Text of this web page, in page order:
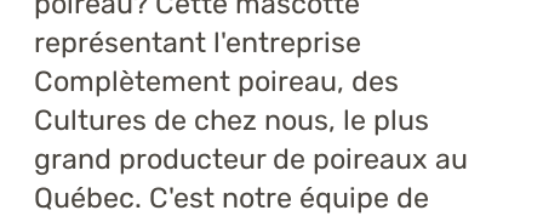
représentant l'entreprise
Complètement poireau, des
Cultures de chez nous, le plus
grand producteur de poireaux au
Québec. C'est notre équipe de